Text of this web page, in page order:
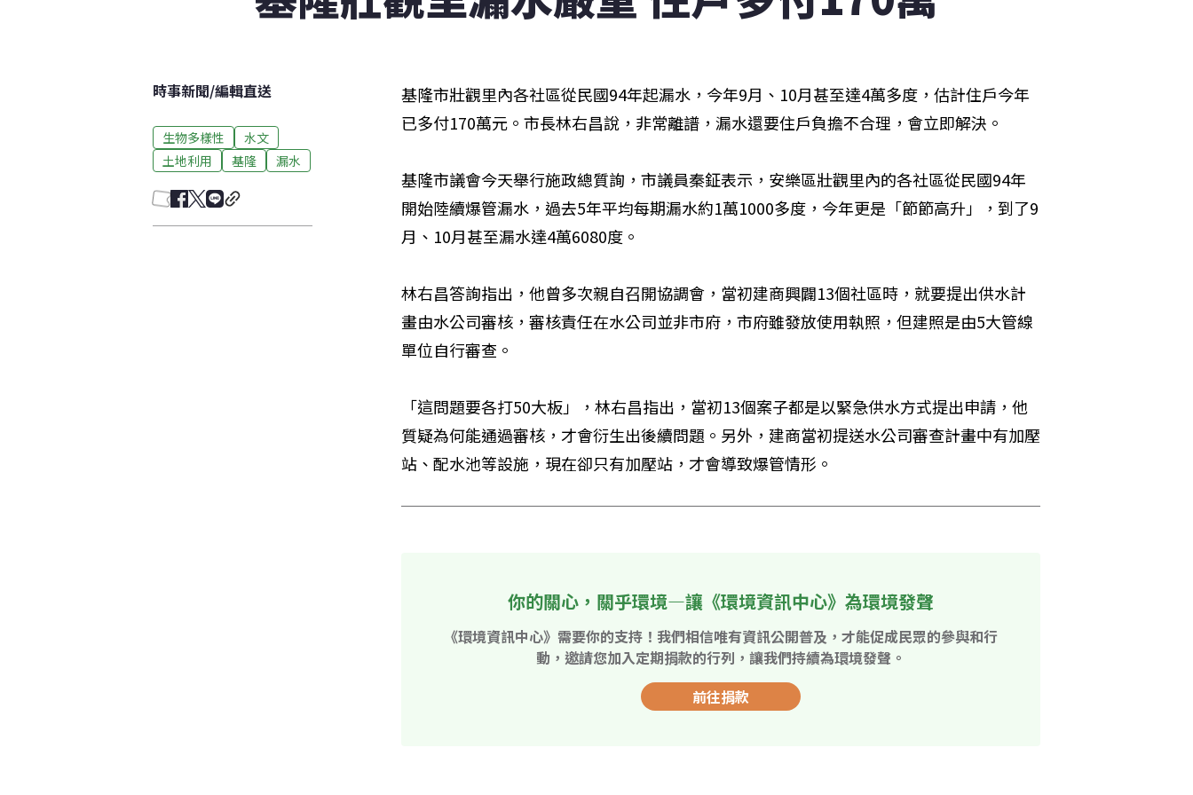
時事新聞/編輯直送
生物多樣性
水文
土地利用
基隆 漏水
基隆市壯觀里內各社區從民國94年起漏水，今年9月、10月甚至達4萬多度，估計住戶今年
已多付170萬元。市長林右昌說，非常離譜，漏水還要住戶負擔不合理，會立即解決。
基隆市議會今天舉行施政總質詢，市議員秦鉦表示，安樂區壯觀里內的各社區從民國94年
開始陸續爆管漏水，過去5年平均每期漏水約1萬1000多度，今年更是「節節高升」，到了9
月、10月甚至漏水達4萬6080度。
林右昌答詢指出，他曾多次親自召開協調會，當初建商興闢13個社區時，就要提出供水計
畫由水公司審核，審核責任在水公司並非市府，市府雖發放使用執照，但建照是由5大管線
單位自行審查。
「這問題要各打50大板」，林右昌指出，當初13個案子都是以緊急供水方式提出申請，他
質疑為何能通過審核，才會衍生出後續問題。另外，建商當初提送水公司審查計畫中有加壓
站、配水池等設施，現在卻只有加壓站，才會導致爆管情形。
你的關心，關乎環境—讓《環境資訊中心》為環境發聲
《環境資訊中心》需要你的支持！我們相信唯有資訊公開普及，才能促成民眾的參與和行
動，邀請您加入定期捐款的行列，讓我們持續為環境發聲。
前往捐款